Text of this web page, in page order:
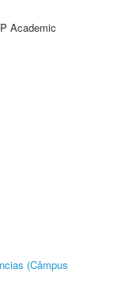
Academic
(Câmpus